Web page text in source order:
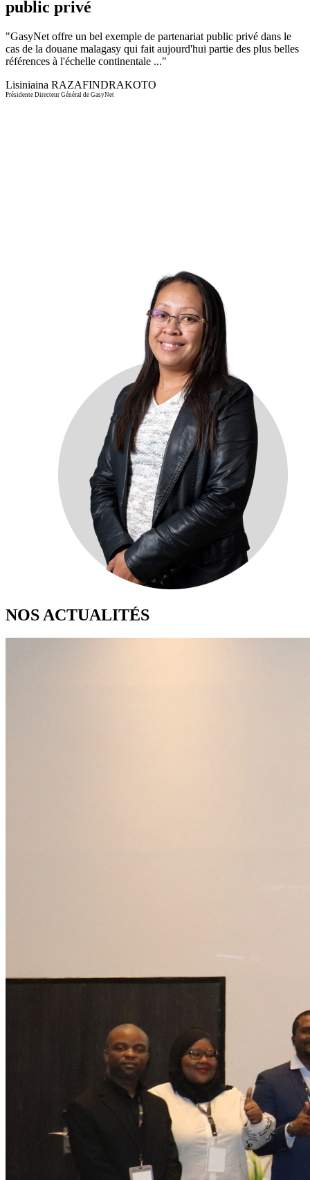
public privé
"GasyNet offre un bel exemple de partenariat public privé dans le
cas de la douane malagasy qui fait aujourd'hui partie des plus belles
références à l'échelle continentale ..."
Lisiniaina RAZAFINDRAKOTO
Présidente Directeur Général de GasyNet
NOS ACTUALITÉS